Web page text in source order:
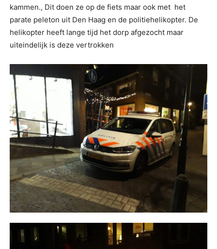
kammen., Dit doen ze op de fiets maar ook met het
parate peleton uit Den Haag en de politiehelikopter. De
helikopter heeft lange tijd het dorp afgezocht maar
uiteindelijk is deze vertrokken